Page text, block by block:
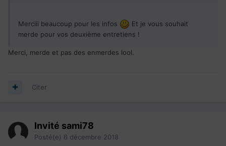
Merciii beaucoup pour les infos
Et je vous souhait
merde pour vos deuxième entretiens !
Merci, merde et pas des enmerdes lool.
Citer
Invité sami78
Posté(e) 6 décembre 2018